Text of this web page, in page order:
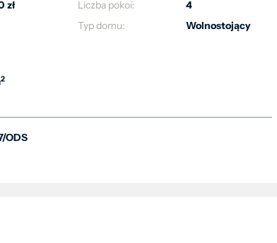
zł
2
Liczba pokoi:
4
Typ domu:
Wolnostojący
ODS